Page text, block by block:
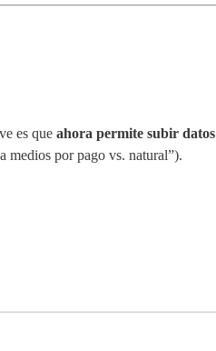
es que ahora permite subir datos
medios por pago vs. natural”).